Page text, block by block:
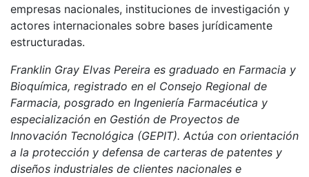
empresas nacionales, instituciones de investigación y
actores internacionales sobre bases jurídicamente
estructuradas.
Franklin Gray Elvas Pereira es graduado en Farmacia y
Bioquímica, registrado en el Consejo Regional de
Farmacia, posgrado en Ingeniería Farmacéutica y
especialización en Gestión de Proyectos de
Innovación Tecnológica (GEPIT). Actúa con orientación
a la protección y defensa de carteras de patentes y
diseños industriales de clientes nacionales e